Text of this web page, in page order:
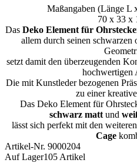
Maßangaben (Länge L
70 x 33 x
Das Deko Element für
allem durch seinen schwarzen
setzt damit den überzeugenden
hochwertigen
Die mit Kunstleder bezogenen
zu einer
Das Deko Element für
schwarz matt und
lässt sich perfekt mit den
Cage
Artikel-Nr. 9000204
Auf Lager105 Artikel